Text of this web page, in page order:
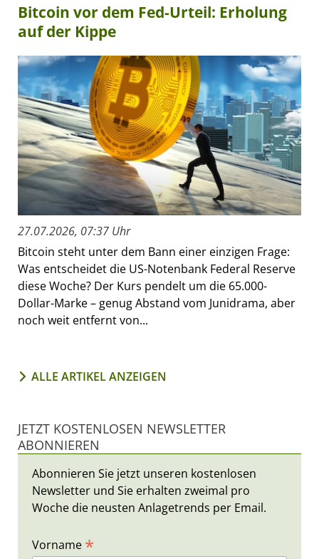
Bitcoin vor dem Fed-Urteil: Erholung
auf der Kippe
27.07.2026, 07:37 Uhr
Bitcoin steht unter dem Bann einer einzigen Frage:
Was entscheidet die US-Notenbank Federal Reserve
diese Woche? Der Kurs pendelt um die 65.000-
Dollar-Marke – genug Abstand vom Junidrama, aber
noch weit entfernt von...
ALLE ARTIKEL ANZEIGEN
JETZT KOSTENLOSEN NEWSLETTER
ABONNIEREN
Abonnieren Sie jetzt unseren kostenlosen
Newsletter und Sie erhalten zweimal pro
Woche die neusten Anlagetrends per Email.
Vorname *